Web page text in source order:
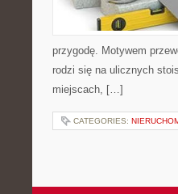
przygodę. Motywem
rodzi się na ulicznych
miejscach, […]
CATEGORIES: